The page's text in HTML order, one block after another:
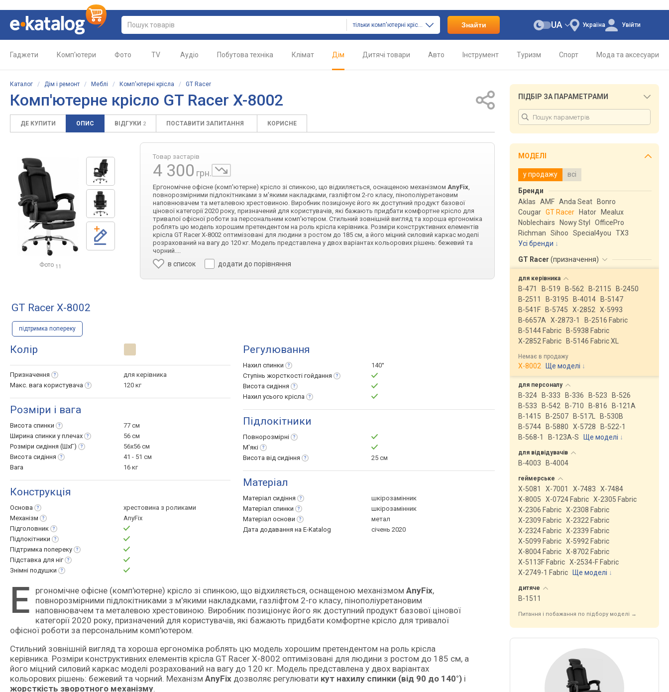
тільки комп'ютерні крісла Знайти Україна
UA Увійти
Гаджети Комп'ютери Фото TV Аудіо Побутова техніка Клімат Дім Дитячі товари Авто Інструмент Туризм Спорт Мода та аксесуари
Каталог / Дім і ремонт / Меблі / Комп'ютерні крісла / GT Racer
Комп'ютерне крісло GT Racer X-8002
ДЕ КУПИТИ ОПИС ВІДГУКИ 2 ПОСТАВИТИ ЗАПИТАННЯ КОРИСНЕ
Фото 11
Товар застарів
4 300 грн.
Ергономічне офісне (комп'ютерне) крісло зі спинкою, що відхиляється, оснащеною механізмом AnyFix,
повнорозмірними підлокітниками з м'якими накладками, газліфтом 2-го класу, пінополіуретановим
наповнювачем та металевою хрестовиною. Виробник позиціонує його як доступний продукт базової
цінової категорії 2020 року, призначений для користувачів, які бажають придбати комфортне крісло для
тривалої офісної роботи за персональним комп'ютером. Стильний зовнішній вигляд та хороша ергономіка
роблять цю модель хорошим претендентом на роль крісла керівника. Розміри конструктивних елементів
крісла GT Racer X-8002 оптимізовані для людини з ростом до 185 см, а його міцний силовий каркас моделі
розрахований на вагу до 120 кг. Модель представлена у двох варіантах кольорових рішень: бежевий та
чорний....
в список додати до порівняння
GT Racer X-8002
підтримка попереку
Колір
Призначення
для керівника
Макс. вага користувача 120 кг
Розміри і вага
Висота спинки
77 см
Ширина спинки у плечах
56 см
Розміри сидіння (ШхГ)
56x56 см
Висота сидіння
41 - 51 см
Вага
16 кг
Конструкція
Основа
хрестовина з роликами
Механізм
AnyFix
Підголовник
Підлокітники
Підтримка попереку
Підставка для ніг
Знімні подушки
Регулювання
Нахил спинки
140°
Ступінь жорсткості гойдання
Висота сидіння
Нахил усього крісла
Підлокітники
Повнорозмірні
М'які
Висота від сидіння 25 см
Матеріал
Матеріал сидіння
шкірозамінник
Матеріал спинки
шкірозамінник
Матеріал основи
метал
Дата додавання на E-Katalog
січень 2020
Е ргономічне офісне (комп'ютерне) крісло зі спинкою, що відхиляється, оснащеною механізмом AnyFix,
повнорозмірними підлокітниками з м'якими накладками, газліфтом 2-го класу, пінополіуретановим
наповнювачем та металевою хрестовиною. Виробник позиціонує його як доступний продукт базової цінової
категорії 2020 року, призначений для користувачів, які бажають придбати комфортне крісло для тривалої
офісної роботи за персональним комп'ютером.
Стильний зовнішній вигляд та хороша ергономіка роблять цю модель хорошим претендентом на роль крісла
керівника. Розміри конструктивних елементів крісла GT Racer X-8002 оптимізовані для людини з ростом до 185 см, а
його міцний силовий каркас моделі розрахований на вагу до 120 кг. Модель представлена у двох варіантах
кольорових рішень: бежевий та чорний. Механізм AnyFix дозволяє регулювати кут нахилу спинки (від 90 до 140°) і
жорсткість зворотного механізму.
ПІДБІР ЗА ПАРАМЕТРАМИ
МОДЕЛІ
у продажу всі
Бренди
Aklas
AMF Anda Seat
Bonro
Cougar GT Racer Hator
Mealux
Noblechairs
Nowy Styl
OfficePro
Richman
Sihoo Special4you
ТX3
Усі бренди
GT Racer (призначення)
для керівника
B-471 B-519 B-562 B-2115
B-2450
B-2511
B-3195 B-4014
B-5147
B-541F
B-5745 X-2852
X-5993
B-6657A
X-2873-1
B-2516 Fabric
B-5144 Fabric
B-5938 Fabric
X-2852 Fabric
B-5146 Fabric XL
Немає в продажу
X-8002 Ще моделі ↓
для персоналу
B-324 B-333 B-336 B-523
B-526
B-533
B-542 B-710 B-816
B-121A
B-1415
B-2507 B-517L
B-530B
B-5744
B-5880 X-5728
B-522-1
B-568-1
B-123A-S Ще моделі ↓
для відвідувачів
B-4003 B-4004
геймерське
X-5081 X-7001 X-7483
X-7484
X-8005
X-0724 Fabric X-2305 Fabric
X-2306 Fabric X-2308 Fabric
X-2309 Fabric X-2322 Fabric
X-2324 Fabric X-2339 Fabric
X-5099 Fabric X-5992 Fabric
X-8004 Fabric X-8702 Fabric
X-5113F Fabric X-2534-F Fabric
X-2749-1 Fabric
Ще моделі ↓
дитяче
B-1511
Питання і побажання по підбору моделі →